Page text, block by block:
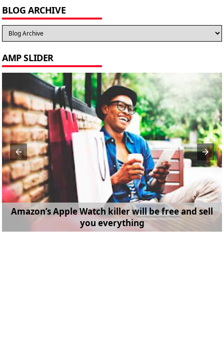
BLOG ARCHIVE
AMP SLIDER
Amazon’s Apple Watch killer will be free and sell
you everything